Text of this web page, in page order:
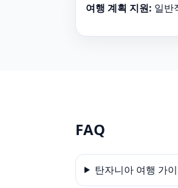
여행 계획 지원: 일반
FAQ
탄자니아 여행 가